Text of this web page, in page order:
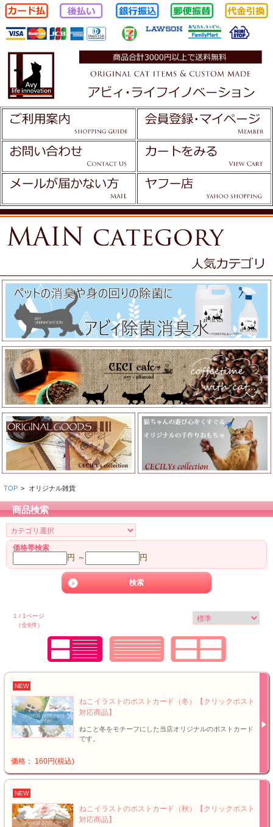
TOP > オリジナル雑貨
商品検索
価格帯検索
円 ～ 円
1 / 1ページ
（全8件）
NEW
ねこイラストのポストカード（冬）【クリックポスト
対応商品】
ねこと冬をモチーフにした当店オリジナルのポストカード
です。
価格： 160円(税込)
NEW
ねこイラストのポストカード（秋）【クリックポスト
対応商品】